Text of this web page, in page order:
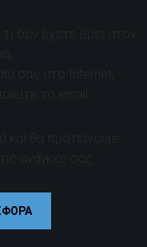
δεν έχετε βρει στον